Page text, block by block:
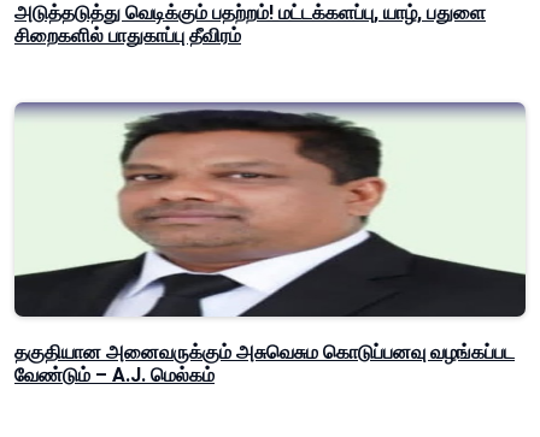
அடுத்தடுத்து வெடிக்கும் பதற்றம்! மட்டக்களப்பு, யாழ், பதுளை
சிறைகளில் பாதுகாப்பு தீவிரம்
தகுதியான அனைவருக்கும் அசுவெசும கொடுப்பனவு வழங்கப்பட
வேண்டும் – A.J. மெல்கம்